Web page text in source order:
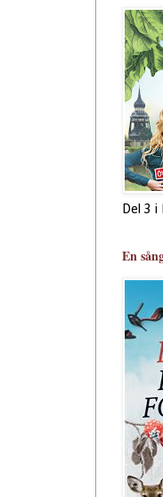
Del 3 i
En